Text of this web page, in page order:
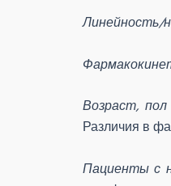
Линейность/
Возраст,
Различия в
Пациенты с